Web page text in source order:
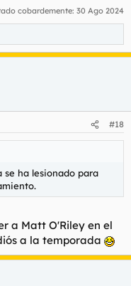
cobardemente: 30 Ago 2024
#18
se ha lesionado para
a Matt O'Riley en el
a la temporada